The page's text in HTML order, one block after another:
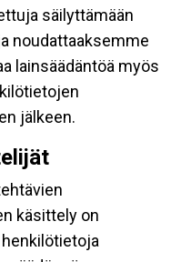
säilyttämään
noudattaaksemme
lainsäädäntöä myös
jälkeen.
käsittely on